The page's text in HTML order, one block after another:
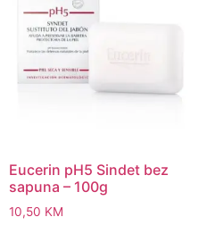
Eucerin pH5 Sindet bez
sapuna – 100g
10,50 KM